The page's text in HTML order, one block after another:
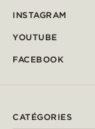
INSTAGRAM
YOUTUBE
FACEBOOK
CATÉGORIES